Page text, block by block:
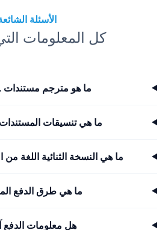
الأسئلة
كل المعلومات
ما هو مترجم مستندات OpenL؟
ما هي تنسيقات
ما هي النسخة الثنائية اللغة من
ما هي طرق الدفع
هل معلومات الدفع